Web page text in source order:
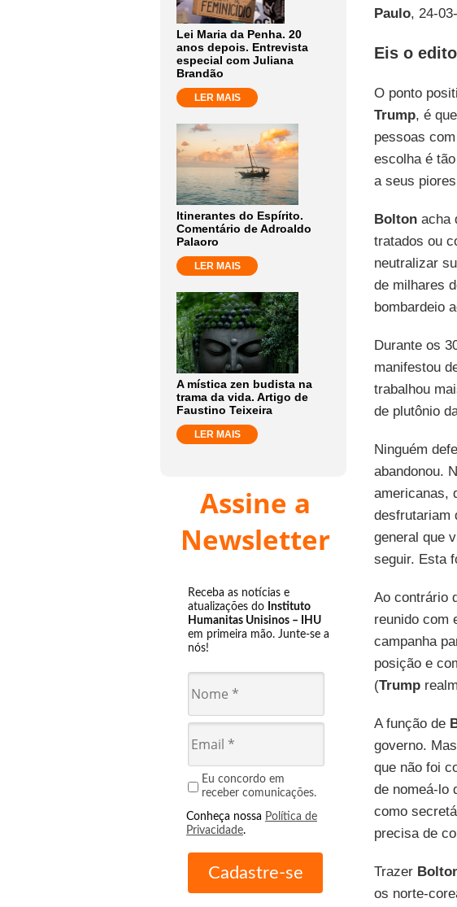
Lei Maria da Penha. 20
anos depois. Entrevista
especial com Juliana
Brandão
LER MAIS
Itinerantes do Espírito.
Comentário de Adroaldo
Palaoro
LER MAIS
A mística zen budista na
trama da vida. Artigo de
Faustino Teixeira
LER MAIS
Assine a
Newsletter
Receba as notícias e
atualizações do Instituto
Humanitas Unisinos – IHU
em primeira mão. Junte-se a
nós!
Eu concordo em
receber comunicações.
Conheça nossa Política de
Privacidade.
Paulo, 24-
Eis o
O ponto
Trump, é
pessoas
escolha é
a seus
Boltonacha
tratados ou
neutralizar
de milhares
bombardeio
Durante os
manifestou
trabalhou
de plutônio
Ninguém
abandonou.
americanas,
desfrutariam
general que
seguir. Esta
Ao contrário
reunido com
campanha
posição e
(Trump
A função de
governo.
que não foi
de nomeá-lo
como
precisa de
Trazer
os norte-